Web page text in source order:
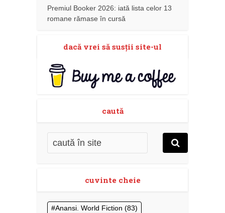
Premiul Booker 2026: iată lista celor 13
romane rămase în cursă
dacă vrei să susţii site-ul
caută
cuvinte cheie
Anansi. World Fiction (83)